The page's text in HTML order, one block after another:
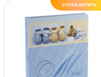
УСПЕЙ КУПИТЬ